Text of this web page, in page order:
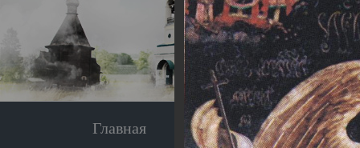
Главная Экскурсия